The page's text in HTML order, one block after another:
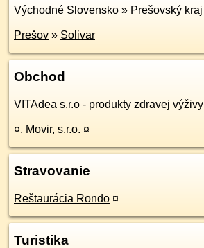
Východné Slovensko » Prešovský kraj
Prešov » Solivar
Obchod
VITAdea s.r.o - produkty zdravej výživy
¤, Movir, s.r.o. ¤
Stravovanie
Reštaurácia Rondo ¤
Turistika